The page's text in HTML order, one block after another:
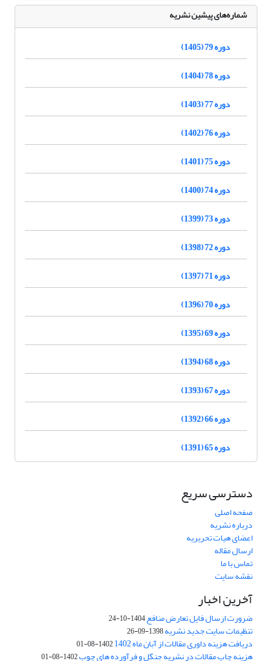
شماره‌های پیشین نشریه
دوره 79 (1405)
دوره 78 (1404)
دوره 77 (1403)
دوره 76 (1402)
دوره 75 (1401)
دوره 74 (1400)
دوره 73 (1399)
دوره 72 (1398)
دوره 71 (1397)
دوره 70 (1396)
دوره 69 (1395)
دوره 68 (1394)
دوره 67 (1393)
دوره 66 (1392)
دوره 65 (1391)
دسترسی سریع
صفحه اصلی
درباره نشریه
اعضای هیات تحریریه
ارسال مقاله
تماس با ما
نقشه سایت
آخرین اخبار
ضرورت ارسال فایل تعارض منافع1404-10-24
تنظیمات سایت جدید نشریه1398-09-26
دریافت هزینه داوری مقالات از آبان ماه 1402 1402-08-01
هزینه چاپ مقالات در نشریه جنگل و فرآورده های چوب1402-08-01